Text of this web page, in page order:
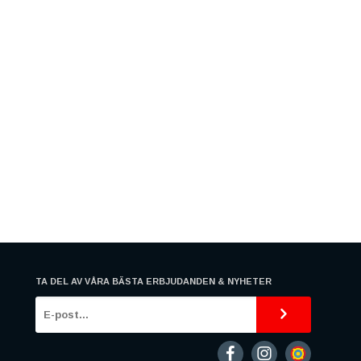
TA DEL AV VÅRA BÄSTA ERBJUDANDEN & NYHETER